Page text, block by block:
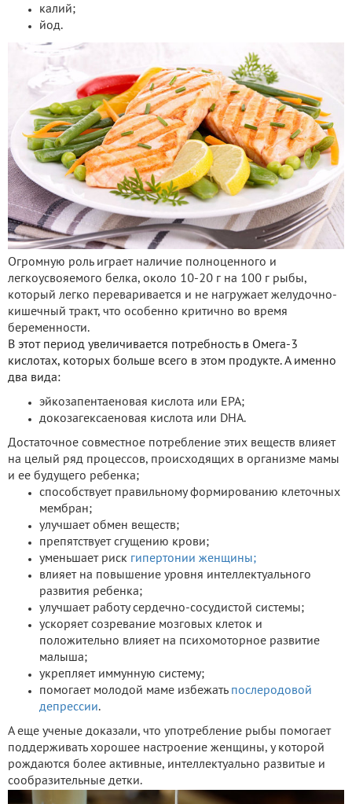
калий;
йод.
Огромную роль играет наличие полноценного и
легкоусвояемого белка, около 10-20 г на 100 г рыбы,
который легко переваривается и не нагружает желудочно-
кишечный тракт, что особенно критично во время
беременности.
В этот период увеличивается потребность в Омега-3
кислотах, которых больше всего в этом продукте. А именно
два вида:
эйкозапентаеновая кислота или ЕРА;
докозагексаеновая кислота или DHA.
Достаточное совместное потребление этих веществ влияет
на целый ряд процессов, происходящих в организме мамы
и ее будущего ребенка;
способствует правильному формированию клеточных
мембран;
улучшает обмен веществ;
препятствует сгущению крови;
уменьшает риск гипертонии женщины;
влияет на повышение уровня интеллектуального
развития ребенка;
улучшает работу сердечно-сосудистой системы;
ускоряет созревание мозговых клеток и
положительно влияет на психомоторное развитие
малыша;
укрепляет иммунную систему;
помогает молодой маме избежать послеродовой
депрессии.
А еще ученые доказали, что употребление рыбы помогает
поддерживать хорошее настроение женщины, у которой
рождаются более активные, интеллектуально развитые и
сообразительные детки.